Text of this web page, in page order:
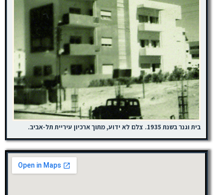
בית וגנר בשנת 1935. צלם לא ידוע, מתוך ארכיון עיריית תל-אביב.